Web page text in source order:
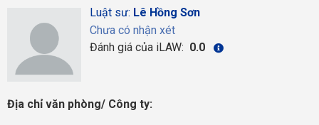
Luật sư: Lê Hồng Sơn
Chưa có nhận xét
Đánh giá của iLAW: 0.0
Địa chỉ văn phòng/ Công ty: